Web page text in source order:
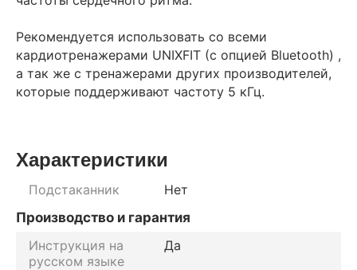
Рекомендуется использовать со всеми
кардиотренажерами UNIXFIT (с опцией Bluetooth) ,
а так же с тренажерами других производителей,
которые поддерживают частоту 5 кГц.
Характеристики
Подстаканник
Нет
Производство и гарантия
Инструкция на
русском языке
Да